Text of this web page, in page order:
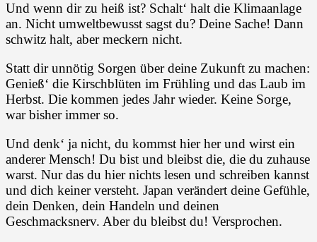
Und wenn dir zu heiß ist? Schalt‘ halt die Klimaanlage
an. Nicht umweltbewusst sagst du? Deine Sache! Dann
schwitz halt, aber meckern nicht.
Statt dir unnötig Sorgen über deine Zukunft zu machen:
Genieß‘ die Kirschblüten im Frühling und das Laub im
Herbst. Die kommen jedes Jahr wieder. Keine Sorge,
war bisher immer so.
Und denk‘ ja nicht, du kommst hier her und wirst ein
anderer Mensch! Du bist und bleibst die, die du zuhause
warst. Nur das du hier nichts lesen und schreiben kannst
und dich keiner versteht. Japan verändert deine Gefühle,
dein Denken, dein Handeln und deinen
Geschmacksnerv. Aber du bleibst du! Versprochen.